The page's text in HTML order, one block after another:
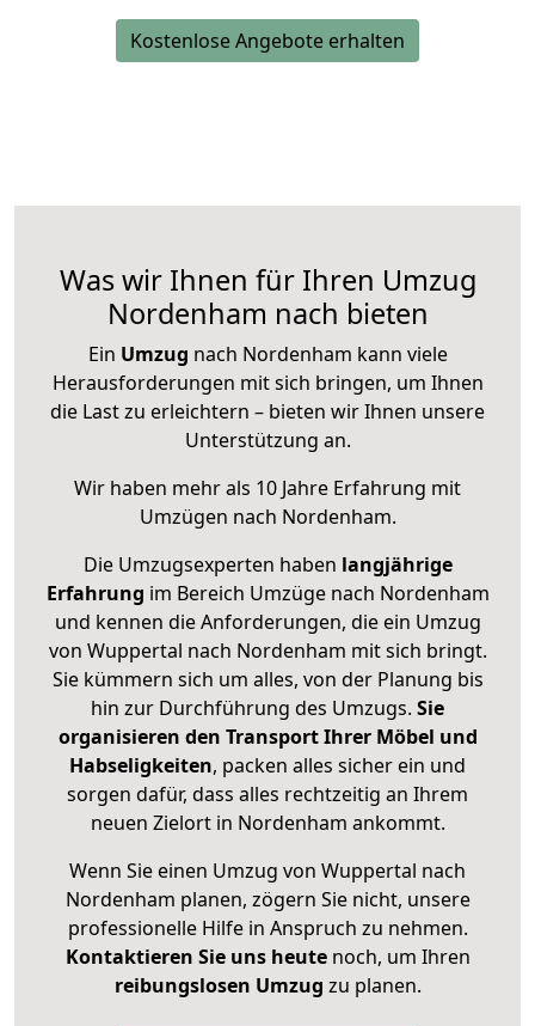
Kostenlose Angebote erhalten
Was wir Ihnen für Ihren Umzug
Nordenham nach bieten
Ein Umzug nach Nordenham kann viele
Herausforderungen mit sich bringen, um Ihnen
die Last zu erleichtern – bieten wir Ihnen unsere
Unterstützung an.
Wir haben mehr als 10 Jahre Erfahrung mit
Umzügen nach Nordenham.
Die Umzugsexperten haben langjährige
Erfahrung im Bereich Umzüge nach Nordenham
und kennen die Anforderungen, die ein Umzug
von Wuppertal nach Nordenham mit sich bringt.
Sie kümmern sich um alles, von der Planung bis
hin zur Durchführung des Umzugs. Sie
organisieren den Transport Ihrer Möbel und
Habseligkeiten, packen alles sicher ein und
sorgen dafür, dass alles rechtzeitig an Ihrem
neuen Zielort in Nordenham ankommt.
Wenn Sie einen Umzug von Wuppertal nach
Nordenham planen, zögern Sie nicht, unsere
professionelle Hilfe in Anspruch zu nehmen.
Kontaktieren Sie uns heutenoch, um Ihren
reibungslosen Umzug zu planen.